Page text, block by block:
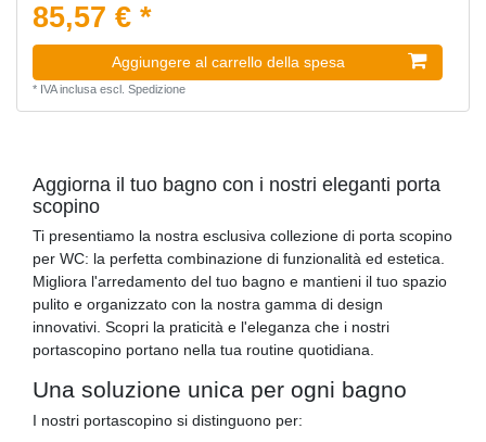
85,57 € *
Aggiungere al carrello della spesa
* IVA inclusaescl. Spedizione
Aggiorna il tuo bagno con i nostri eleganti porta
scopino
Ti presentiamo la nostra esclusiva collezione di porta scopino
per WC: la perfetta combinazione di funzionalità ed estetica.
Migliora l'arredamento del tuo bagno e mantieni il tuo spazio
pulito e organizzato con la nostra gamma di design
innovativi. Scopri la praticità e l'eleganza che i nostri
portascopino portano nella tua routine quotidiana.
Una soluzione unica per ogni bagno
I nostri portascopino si distinguono per: